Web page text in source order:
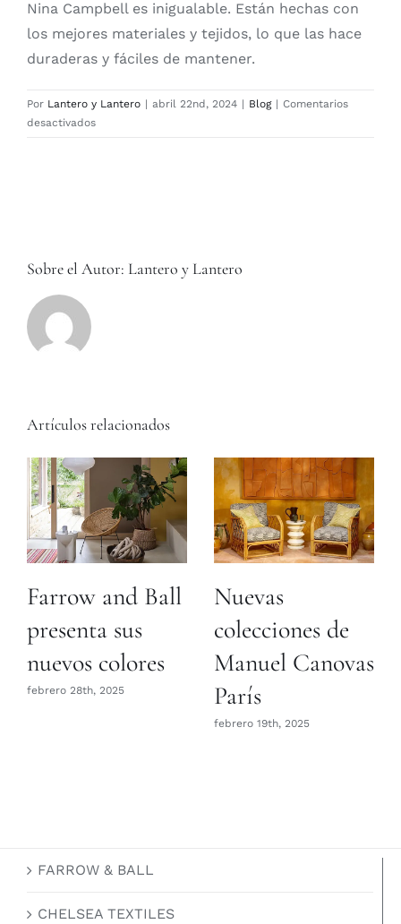
Nina Campbell es inigualable. Están hechas con
los mejores materiales y tejidos, lo que las hace
duraderas y fáciles de mantener.
Por Lantero y Lantero | abril 22nd, 2024 | Blog | Comentarios
desactivadosen
Sobre el Autor: Lantero y Lantero
Artículos relacionados
Farrow and Ball
presenta sus
nuevos colores
febrero 28th, 2025
Nuevas
colecciones de
Manuel Canovas
París
febrero 19th, 2025
FARROW & BALL
CHELSEA TEXTILES